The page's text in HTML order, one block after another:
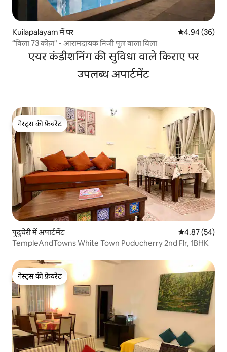
Kuilapalayam में घर औसत रेटिंग 5 में
4.94 (36)
“विला 73 कोज़" - आरामदायक निजी पूल वाला विला
एयर कंडीशनिंग की सुविधा वाले किराए पर
उपलब्ध अपार्टमेंट
गेस्ट्स की फ़ेवरेट
गेस्ट्स की फ़ेवरेट
पुदुचेरी में अपार्टमेंट औसत रेटिंग 5 में
4.87 (54)
TempleAndTowns White Town Puducherry 2nd Flr, 1BHK
गेस्ट्स की फ़ेवरेट
गेस्ट्स की फ़ेवरेट